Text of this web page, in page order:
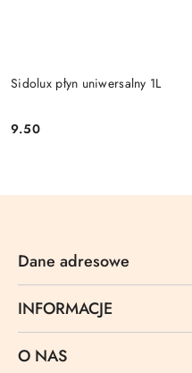
Sidolux płyn uniwersalny 1L
Cena:
9.50
Dane adresowe
INFORMACJE
O NAS